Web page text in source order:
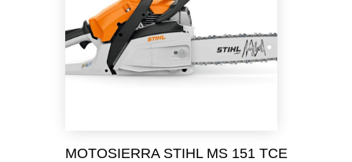
MOTOSIERRA STIHL MS 151 TCE